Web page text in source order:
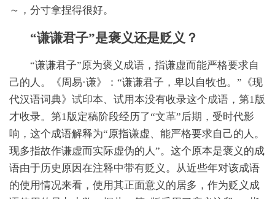
～，分寸拿捏得很好。
“谦谦君子”是褒义还是贬义？
“谦谦君子”原为褒义成语，指谦虚而能严格要求自
己的人。《周易·谦》：“谦谦君子，卑以自牧也。”《现
代汉语词典》试印本、试用本没有收录这个成语，第1版
才收录。第1版定稿阶段经历了“文革”后期，受时代影
响，这个成语解释为“原指谦虚、能严格要求自己的人。
现多指故作谦虚而实际虚伪的人”。这个原本是褒义的成
语由于历史原因在注释中带有贬义。从近些年对该成语
的使用情况来看，使用其正面意义的居多，作为贬义成